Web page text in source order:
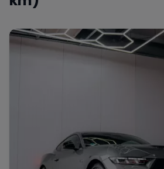
Lamborghini